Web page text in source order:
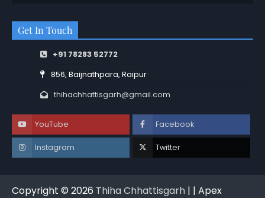
Get In Touch
+91 78283 52772
856, Baijnathpara, Raipur
thihachhattisgarh@gmail.com
YouTube Facebook
Instagram Twitter
Copyright © 2026 Thiha Chhattisgarh | | Apex